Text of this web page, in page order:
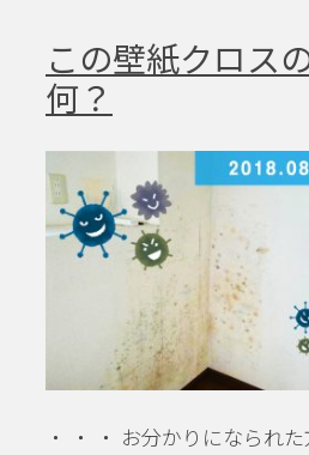
この壁紙クロス
何？
・ ・ ・ お分かりになられ